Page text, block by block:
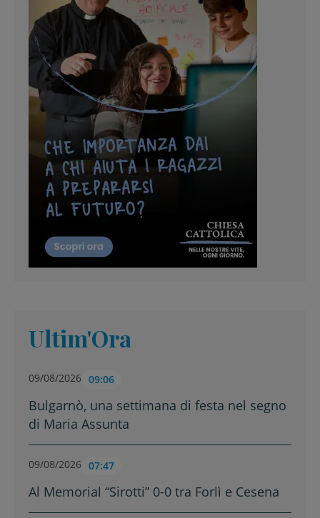
Ultim'Ora
09/08/2026 09:06
Bulgarnò, una settimana di festa nel segno
di Maria Assunta
09/08/2026 07:47
Al Memorial “Sirotti” 0-0 tra Forlì e Cesena